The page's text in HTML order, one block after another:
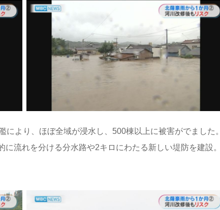
より、ほぼ全域が浸水し、500棟以上に被害がでました。
流れを分ける分水路や2キロにわたる新しい堤防を建設。